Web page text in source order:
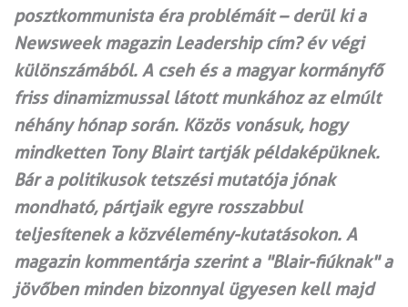
posztkommunista éra problémáit – derül ki a
Newsweek magazin Leadership cím? év végi
különszámából. A cseh és a magyar kormányfő
friss dinamizmussal látott munkához az elmúlt
néhány hónap során. Közös vonásuk, hogy
mindketten Tony Blairt tartják példaképüknek.
Bár a politikusok tetszési mutatója jónak
mondható, pártjaik egyre rosszabbul
teljesítenek a közvélemény-kutatásokon. A
magazin kommentárja szerint a "Blair-fiúknak" a
jövőben minden bizonnyal ügyesen kell majd